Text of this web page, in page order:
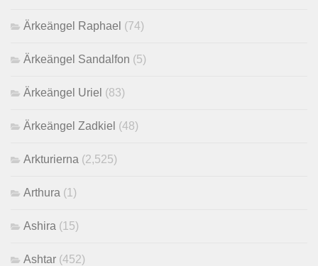
Ärkeängel Raphael (74)
Ärkeängel Sandalfon (5)
Ärkeängel Uriel (83)
Ärkeängel Zadkiel (48)
Arkturierna (2,525)
Arthura (1)
Ashira (15)
Ashtar (452)